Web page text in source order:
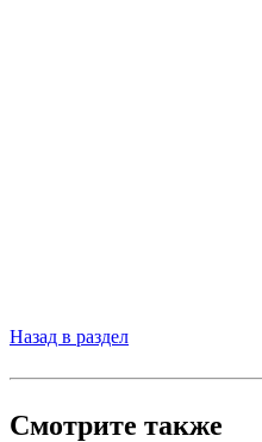
Назад в раздел
Смотрите также